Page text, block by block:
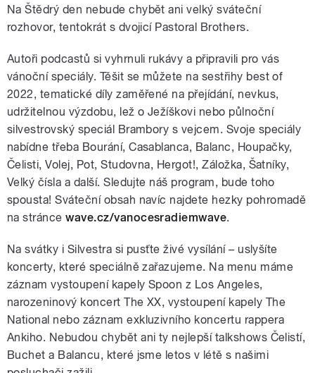
Na Štědrý den nebude chybět ani velký sváteční
rozhovor, tentokrát s dvojicí Pastoral Brothers.
Autoři podcastů si vyhrnuli rukávy a připravili pro vás
vánoční speciály. Těšit se můžete na sestřihy best of
2022, tematické díly zaměřené na přejídání, nevkus,
udržitelnou výzdobu, lež o Ježíškovi nebo půlnoční
silvestrovský speciál Brambory s vejcem. Svoje speciály
nabídne třeba Bourání, Casablanca, Balanc, Houpačky,
Čelisti, Volej, Pot, Studovna, Hergot!, Záložka, Šatníky,
Velký čísla a další. Sledujte náš program, bude toho
spousta! Sváteční obsah navíc najdete hezky pohromadě
na stráncewave.cz/vanocesradiemwave.
Na svátky i Silvestra si pusťte živé vysílání– uslyšíte
koncerty, které speciálně zařazujeme. Na menu máme
záznam vystoupení kapely Spoon z Los Angeles,
narozeninový koncert The XX, vystoupení kapely The
National nebo záznam exkluzivního koncertu rappera
Ankiho. Nebudou chybět ani ty nejlepší talkshows Čelistí,
Buchet a Balancu, které jsme letos v létě s našimi